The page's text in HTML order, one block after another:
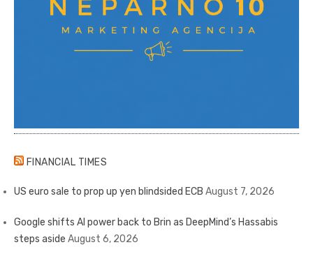
FINANCIAL TIMES
US euro sale to prop up yen blindsided ECB August 7, 2026
Google shifts AI power back to Brin as DeepMind’s Hassabis
steps aside August 6, 2026